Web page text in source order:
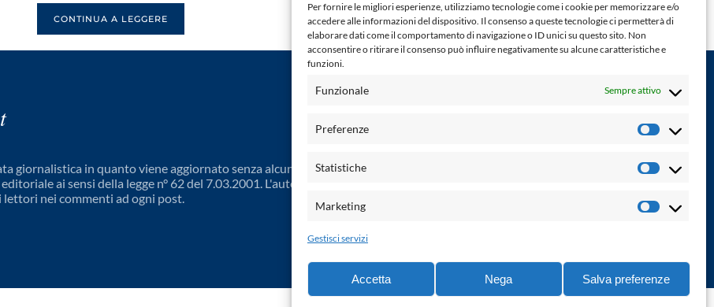
Per fornire le migliori esperienze, utilizziamo tecnologie come i cookie per memorizzare e/o
accedere alle informazioni del dispositivo. Il consenso a queste tecnologie ci permetterà di
elaborare dati come il comportamento di navigazione o ID unici su questo sito. Non
acconsentire o ritirare il consenso può influire negativamente su alcune caratteristiche e
funzioni.
Funzionale Sempre attivo
Preferenze
Statistiche
Marketing
Gestisci servizi
Accetta Nega Salva preferenze
CONTINUA A LEGGERE
giornalistica in quanto viene aggiornato senza alcuna periodicità. Non
ai sensi della legge n° 62 del 7.03.2001. L'autore non è
nei commenti ad ogni post.
letteraturaenoi.redazione@gmail.com